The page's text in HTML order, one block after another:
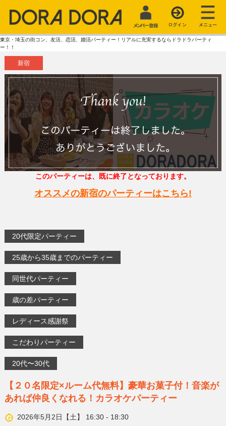
東京・埼玉の街コン、友活、恋活、婚活パーティー！リアルに充実するならドラドラパーティ
ー！！
新宿
このパーティーは、既に終了となっております。
オススメの新宿のパーティーはこちら!
20代限定パーティー
25歳から35歳までのパーティー
同世代パーティー
歳の差パーティー
レディース感謝祭
こだわりパーティー
20代〜30代
【２０名限定×ルーム代無料】豪華お菓子付！音楽が
あれば仲良くなれる！カラオケパーティー
2026年5月2日【土】 16:30 - 18:30